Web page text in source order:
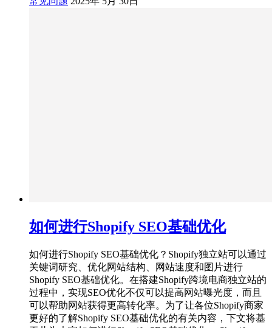
如何进行Shopify SEO基础优化
如何进行Shopify SEO基础优化？Shopify独立站可以通过
关键词研究、优化网站结构、网站速度和图片进行
Shopify SEO基础优化。在搭建Shopify跨境电商独立站的
过程中，实现SEO优化不仅可以提高网站曝光度，而且
可以帮助网站获得更高转化率。为了让各位Shopify商家
更好的了解Shopify SEO基础优化的有关内容，下文将基